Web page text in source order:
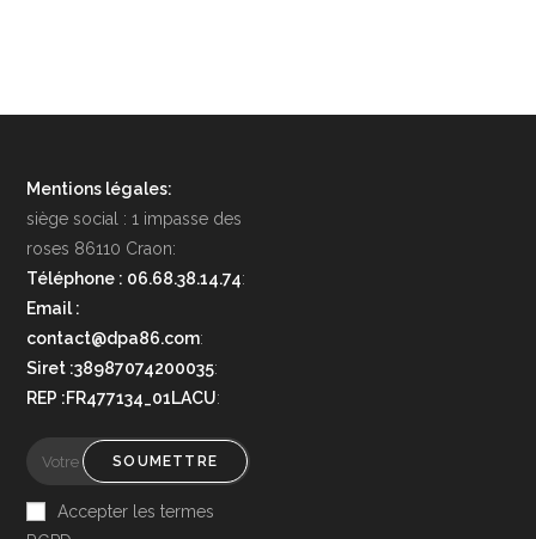
Mentions légales:
siège social : 1 impasse des
roses 86110 Craon:
Téléphone : 06.68.38.14.74:
Email :
contact@dpa86.com:
Siret :38987074200035:
REP :FR477134_01LACU:
SOUMETTRE
Accepter les termes